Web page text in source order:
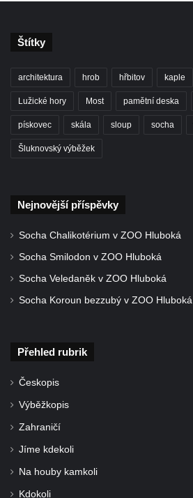
Štítky
architektura hrob hřbitov kaple
Lužické hory Most pamětní deska
pískovec skála sloup socha
Šluknovský výběžek
Nejnovější příspěvky
Socha Chalikotérium v ZOO Hluboká
Socha Smilodon v ZOO Hluboká
Socha Veledaněk v ZOO Hluboká
Socha Koroun bezzubý v ZOO Hluboká
Přehled rubrik
Českopis
Výběžkopis
Zahraničí
Jíme kdekoli
Na houby kamkoli
Kdokoli